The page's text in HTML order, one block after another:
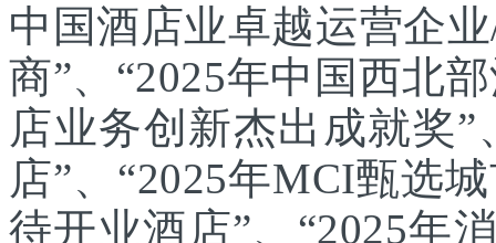
中国酒店业卓越运营企
商”、“2025年中国西北
店业务创新杰出成就奖
店”、“2025年MCI甄选
待开业酒店”、“2025年